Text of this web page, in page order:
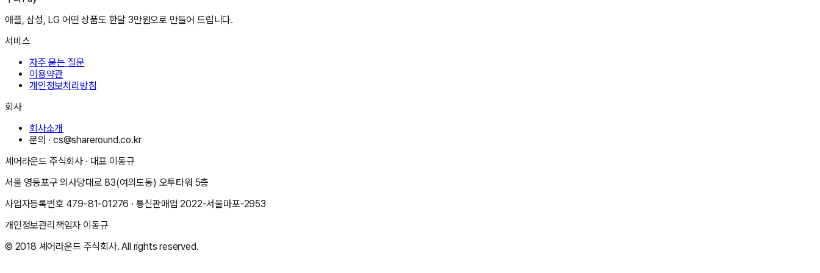
애플, 삼성, LG 어떤 상품도 한달 3만원으로 만들어 드립니다.
서비스
자주 묻는 질문
이용약관
개인정보처리방침
회사
회사소개
문의 ·cs@shareround.co.kr
셰어라운드 주식회사 · 대표 이동규
서울 영등포구 의사당대로 83(여의도동) 오투타워 5층
사업자등록번호 479-81-01276 · 통신판매업2022-서울마포-2953
개인정보관리책임자 이동규
© 2018 셰어라운드 주식회사. All rights reserved.